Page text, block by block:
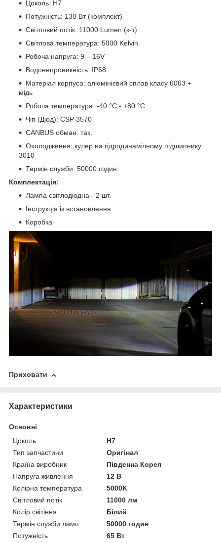
Цоколь: H7
Потужність: 130 Вт (комплект)
Світловий потік: 11000 Lumen (к-т)
Світлова температура: 5000 Kelvin
Робоча напруга: 9 – 16V
Водонепроникність: IP68
Матеріал корпуса: алюмінієвий сплав класу 6063 +
мідь
Робоча температура: -40 °C - +80 °C
Чіп (Діод): CSP 3570
CANBUS обман: так.
Охолодження: кулер на гідродинамічному підшипнику
3010
Термін служби: 50000 годин
Комплектація:
Лампа світлодіодна - 2 шт.
Інструкція із встановлення
Коробка
Приховати
Характеристики
Основні
Цоколь
H7
Тип запчастини
Оригінал
Країна виробник
Південна Корея
Напруга живлення
12 В
Колірна температура
5000K
Світловий потік
11000 лм
Колір світіння
Білий
Термін служби ламп
50000 годин
Потужність
65 Вт